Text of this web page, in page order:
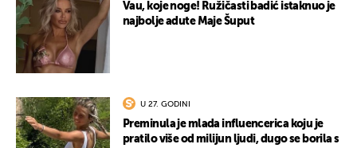
Vau, koje noge! Ružičasti badić istaknuo je
najbolje adute Maje Šuput
U 27. GODINI
Preminula je mlada influencerica koju je
pratilo više od milijun ljudi, dugo se borila s